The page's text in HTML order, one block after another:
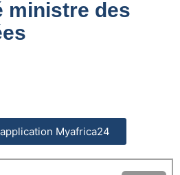
ministre des
Myafrica24